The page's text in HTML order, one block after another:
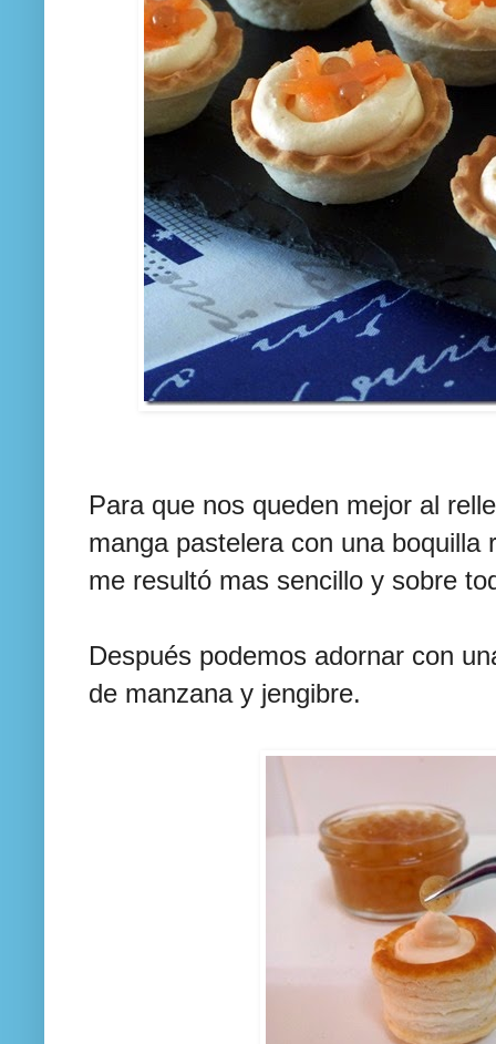
Para que nos queden mejor al
manga pastelera con una
me resultó mas sencillo y sobre
Después podemos adornar con
de manzana y jengibre.